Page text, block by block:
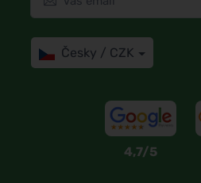
Česky / CZK
4,7/5